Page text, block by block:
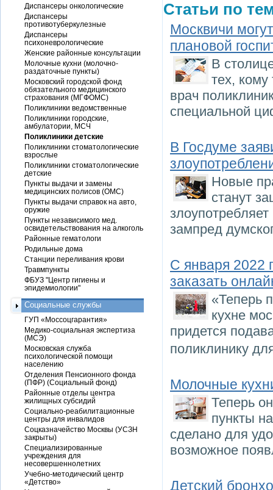
Статьи по
Москвичи
плановой
В
тех, кому
врач
специальной
В Госдуме
Новые
станут
зампред
С января 2022
заказать
«Теперь
кухне
придется
поликлинику
Молочные
Теперь
пункты
сделано для
возможное
Детский
Диспансеры онкологические
Диспансеры
противотуберкулезные
Диспансеры
психоневрологические
Женские районные консультации
Молочные кухни (молочно-
раздаточные пункты)
Московский городской фонд
обязательного медицинского
страхования (МГФОМС)
Поликлиники ведомственные
Поликлиники городские,
амбулатории, МСЧ
Поликлиники детские
Поликлиники стоматологические
взрослые
Поликлиники стоматологические
детские
Пункты выдачи и замены
медицинских полисов (ОМС)
Пункты выдачи справок на авто,
оружие
Пункты независимого мед.
освидетельствования на алкоголь
Районные гематологи
Родильные дома
Станции переливания крови
Травмпункты
ФБУЗ "Центр гигиены и
эпидемиологии"
Социальные службы
ГУП «Моссоцгарантия»
Медико-социальная экспертиза
(МСЭ)
Московская служба
психологической помощи
населению
Отделения Пенсионного фонда
(ПФР) (Социальный фонд)
Районные отделы центра
жилищных субсидий
Социально-реабилитационные
центры для инвалидов
Соцказначейство Москвы (УСЗН
закрыты)
Специализированные
учреждения для
несовершеннолетних
Учебно-методический центр
«Детство»